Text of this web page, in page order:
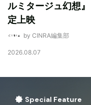
ルミタージュ幻想
定上映
by CINRA編集部
2026.08.07
Special Feature